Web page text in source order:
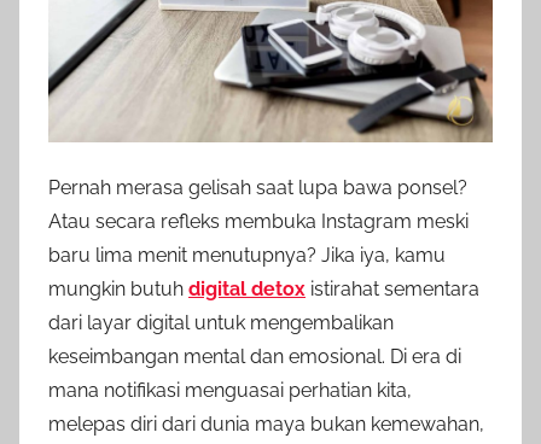
Pernah merasa gelisah saat lupa bawa ponsel?
Atau secara refleks membuka Instagram meski
baru lima menit menutupnya? Jika iya, kamu
mungkin butuh digital detox istirahat sementara
dari layar digital untuk mengembalikan
keseimbangan mental dan emosional. Di era di
mana notifikasi menguasai perhatian kita,
melepas diri dari dunia maya bukan kemewahan,